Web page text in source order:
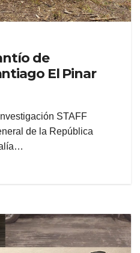
de
El Pinar
STAFF
de la República